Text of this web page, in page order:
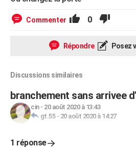
Commenter 0
Répondre Posez
Discussions similaires
branchement sans arrivee
cin- 20 août 2020 à 13:43
gt.55- 20 août 2020 à 14:27
1 réponse